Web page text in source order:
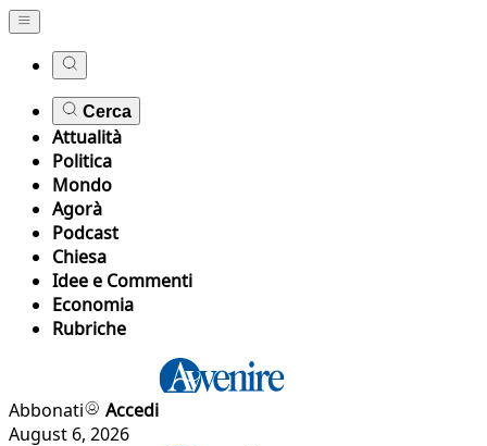
Cerca
Attualità
Politica
Mondo
Agorà
Podcast
Chiesa
Idee e Commenti
Economia
Rubriche
Abbonati
Accedi
August 6, 2026